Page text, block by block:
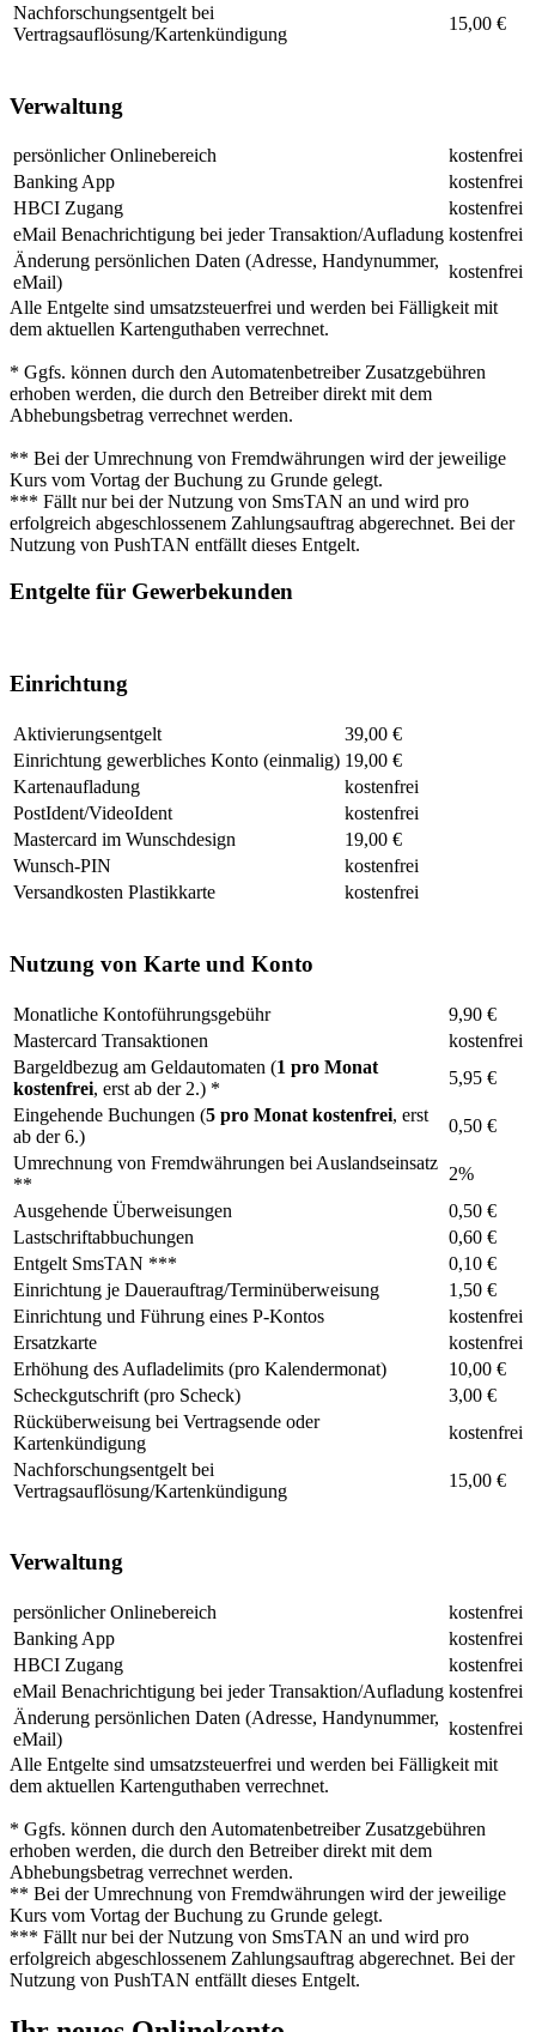
Nachforschungsentgelt bei
Vertragsauflösung/Kartenkündigung
15,00 €
Verwaltung
persönlicher Onlinebereich
kostenfrei
Banking App
kostenfrei
HBCI Zugang
kostenfrei
eMail Benachrichtigung bei jeder Transaktion/Aufladung kostenfrei
Änderung persönlichen Daten (Adresse, Handynummer,
eMail)
kostenfrei
Alle Entgelte sind umsatzsteuerfrei und werden bei Fälligkeit mit
dem aktuellen Kartenguthaben verrechnet.
* Ggfs. können durch den Automatenbetreiber Zusatzgebühren
erhoben werden, die durch den Betreiber direkt mit dem
Abhebungsbetrag verrechnet werden.
** Bei der Umrechnung von Fremdwährungen wird der jeweilige
Kurs vom Vortag der Buchung zu Grunde gelegt.
*** Fällt nur bei der Nutzung von SmsTAN an und wird pro
erfolgreich abgeschlossenem Zahlungsauftrag abgerechnet. Bei der
Nutzung von PushTAN entfällt dieses Entgelt.
Entgelte für Gewerbekunden
Einrichtung
Aktivierungsentgelt
39,00 €
Einrichtung gewerbliches Konto (einmalig) 19,00 €
Kartenaufladung
kostenfrei
PostIdent/VideoIdent
kostenfrei
Mastercard im Wunschdesign
19,00 €
Wunsch-PIN
kostenfrei
Versandkosten Plastikkarte
kostenfrei
Nutzung von Karte und Konto
Monatliche Kontoführungsgebühr
9,90 €
Mastercard Transaktionen
kostenfrei
Bargeldbezug am Geldautomaten (1 pro Monat
kostenfrei, erst ab der 2.) *
5,95 €
Eingehende Buchungen (5 pro Monat kostenfrei, erst
ab der 6.)
0,50 €
Umrechnung von Fremdwährungen bei Auslandseinsatz
**
2%
Ausgehende Überweisungen
0,50 €
Lastschriftabbuchungen
0,60 €
Entgelt SmsTAN ***
0,10 €
Einrichtung je Dauerauftrag/Terminüberweisung
1,50 €
Einrichtung und Führung eines P-Kontos
kostenfrei
Ersatzkarte
kostenfrei
Erhöhung des Aufladelimits (pro Kalendermonat)
10,00 €
Scheckgutschrift (pro Scheck)
3,00 €
Rücküberweisung bei Vertragsende oder
Kartenkündigung
kostenfrei
Nachforschungsentgelt bei
Vertragsauflösung/Kartenkündigung
15,00 €
Verwaltung
persönlicher Onlinebereich
kostenfrei
Banking App
kostenfrei
HBCI Zugang
kostenfrei
eMail Benachrichtigung bei jeder Transaktion/Aufladung kostenfrei
Änderung persönlichen Daten (Adresse, Handynummer,
eMail)
kostenfrei
Alle Entgelte sind umsatzsteuerfrei und werden bei Fälligkeit mit
dem aktuellen Kartenguthaben verrechnet.
* Ggfs. können durch den Automatenbetreiber Zusatzgebühren
erhoben werden, die durch den Betreiber direkt mit dem
Abhebungsbetrag verrechnet werden.
** Bei der Umrechnung von Fremdwährungen wird der jeweilige
Kurs vom Vortag der Buchung zu Grunde gelegt.
*** Fällt nur bei der Nutzung von SmsTAN an und wird pro
erfolgreich abgeschlossenem Zahlungsauftrag abgerechnet. Bei der
Nutzung von PushTAN entfällt dieses Entgelt.